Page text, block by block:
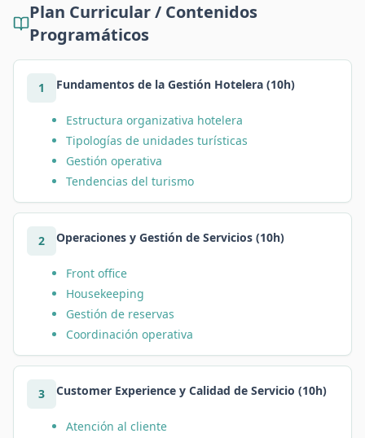
Plan Curricular / Contenidos
Programáticos
1 Fundamentos de la Gestión Hotelera (10h)
Estructura organizativa hotelera
Tipologías de unidades turísticas
Gestión operativa
Tendencias del turismo
2 Operaciones y Gestión de Servicios (10h)
Front office
Housekeeping
Gestión de reservas
Coordinación operativa
3 Customer Experience y Calidad de Servicio (10h)
Atención al cliente